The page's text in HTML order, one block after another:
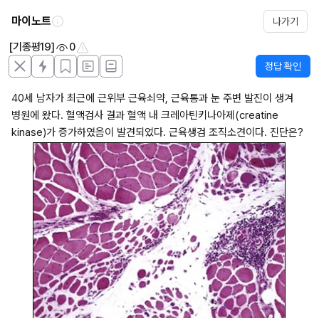
마이노트 나가기
[기종평19] 0
정답 확인
40세 남자가 최근에 근위부 근육쇠약, 근육통과 눈 주변 발진이 생겨
병원에 왔다. 혈액검사 결과 혈액 내 크레아틴키나아제(creatine
kinase)가 증가하였음이 발견되었다. 근육생검 조직소견이다. 진단은?